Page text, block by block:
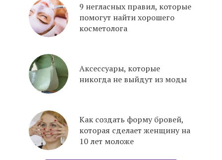
9 негласных правил, которые
помогут найти хорошего
косметолога
Аксессуары, которые
никогда не выйдут из моды
Как создать форму бровей,
которая сделает женщину на
10 лет моложе